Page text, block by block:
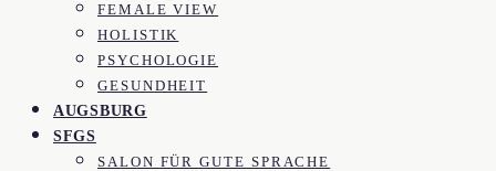
FEMALE VIEW
HOLISTIK
PSYCHOLOGIE
GESUNDHEIT
AUGSBURG
SFGS
SALON FÜR GUTE SPRACHE